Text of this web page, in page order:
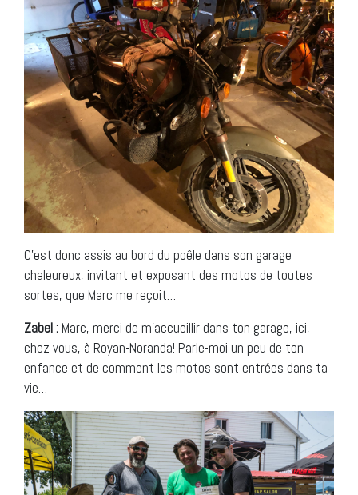
C’est donc assis au bord du poêle dans son garage
chaleureux, invitant et exposant des motos de toutes
sortes, que Marc me reçoit…
Zabel : Marc, merci de m’accueillir dans ton garage, ici,
chez vous, à Royan-Noranda! Parle-moi un peu de ton
enfance et de comment les motos sont entrées dans ta
vie…